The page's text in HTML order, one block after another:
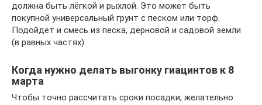
должна быть лёгкой и рыхлой. Это может быть
покупной универсальный грунт с песком или торф.
Подойдёт и смесь из песка, дерновой и садовой земли
(в равных частях).
Когда нужно делать выгонку гиацинтов к 8
марта
Чтобы точно рассчитать сроки посадки, желательно